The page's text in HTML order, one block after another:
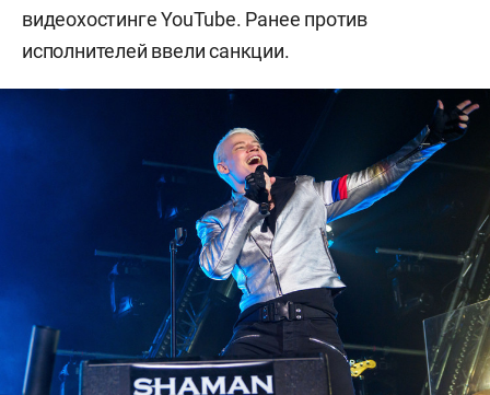
видеохостинге YouTube. Ранее против
исполнителей ввели санкции.